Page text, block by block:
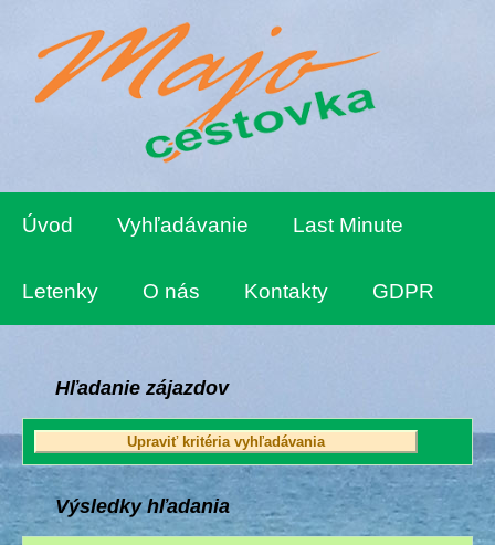
Úvod Vyhľadávanie Last Minute
Letenky O nás Kontakty GDPR
Hľadanie zájazdov
Výsledky hľadania